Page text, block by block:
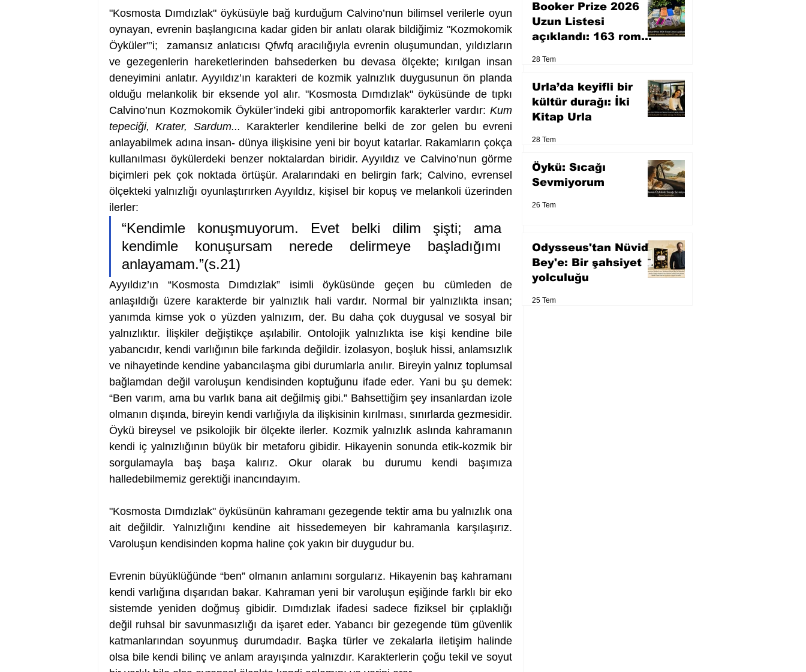
"Kosmosta Dımdızlak" öyküsüyle bağ kurduğum Calvino’nun bilimsel verilerle oyun
oynayan, evrenin başlangıcına kadar giden bir anlatı olarak bildiğimiz "Kozmokomik
Öyküler"’i;  zamansız anlatıcısı Qfwfq aracılığıyla evrenin oluşumundan, yıldızların
ve gezegenlerin hareketlerinden bahsederken bu devasa ölçekte; kırılgan insan
deneyimini anlatır. Ayyıldız’ın karakteri de kozmik yalnızlık duygusunun ön planda
olduğu melankolik bir eksende yol alır. "Kosmosta Dımdızlak" öyküsünde de tıpkı
Calvino’nun Kozmokomik Öyküler’indeki gibi antropomorfik karakterler vardır: Kum
tepeciği, Krater, Sardum... Karakterler kendilerine belki de zor gelen bu evreni
anlayabilmek adına insan- dünya ilişkisine yeni bir boyut katarlar. Rakamların çokça
kullanılması öykülerdeki benzer noktalardan biridir. Ayyıldız ve Calvino’nun görme
biçimleri pek çok noktada örtüşür. Aralarındaki en belirgin fark; Calvino, evrensel
ölçekteki yalnızlığı oyunlaştırırken Ayyıldız, kişisel bir kopuş ve melankoli üzerinden
ilerler:
“Kendimle konuşmuyorum. Evet belki dilim şişti; ama
kendimle konuşursam nerede delirmeye başladığımı
anlayamam.”(s.21)
Ayyıldız’ın “Kosmosta Dımdızlak” isimli öyküsünde geçen bu cümleden de
anlaşıldığı üzere karakterde bir yalnızlık hali vardır. Normal bir yalnızlıkta insan;
yanımda kimse yok o yüzden yalnızım, der. Bu daha çok duygusal ve sosyal bir
yalnızlıktır. İlişkiler değiştikçe aşılabilir. Ontolojik yalnızlıkta ise kişi kendine bile
yabancıdır, kendi varlığının bile farkında değildir. İzolasyon, boşluk hissi, anlamsızlık
ve nihayetinde kendine yabancılaşma gibi durumlarla anılır. Bireyin yalnız toplumsal
bağlamdan değil varoluşun kendisinden koptuğunu ifade eder. Yani bu şu demek:
“Ben varım, ama bu varlık bana ait değilmiş gibi.” Bahsettiğim şey insanlardan izole
olmanın dışında, bireyin kendi varlığıyla da ilişkisinin kırılması, sınırlarda gezmesidir.
Öykü bireysel ve psikolojik bir ölçekte ilerler. Kozmik yalnızlık aslında kahramanın
kendi iç yalnızlığının büyük bir metaforu gibidir. Hikayenin sonunda etik-kozmik bir
sorgulamayla baş başa kalırız. Okur olarak bu durumu kendi başımıza
halledebilmemiz gerektiği inancındayım.
"Kosmosta Dımdızlak" öyküsünün kahramanı gezegende tektir ama bu yalnızlık ona
ait değildir. Yalnızlığını kendine ait hissedemeyen bir kahramanla karşılaşırız.
Varoluşun kendisinden kopma haline çok yakın bir duygudur bu.
Evrenin büyüklüğünde “ben” olmanın anlamını sorgularız. Hikayenin baş kahramanı
kendi varlığına dışarıdan bakar. Kahraman yeni bir varoluşun eşiğinde farklı bir eko
sistemde yeniden doğmuş gibidir. Dımdızlak ifadesi sadece fiziksel bir çıplaklığı
değil ruhsal bir savunmasızlığı da işaret eder. Yabancı bir gezegende tüm güvenlik
katmanlarından soyunmuş durumdadır. Başka türler ve zekalarla iletişim halinde
olsa bile kendi bilinç ve anlam arayışında yalnızdır. Karakterlerin çoğu tekil ve soyut
Booker Prize 2026
Uzun Listesi
açıklandı: 163 roman
28 Tem
Urla’da keyifli bir
kültür durağı: İki
Kitap Urla
28 Tem
Öykü: Sıcağı
Sevmiyorum
26 Tem
Odysseus'tan Nüvid
Bey'e: Bir şahsiyet
yolculuğu
25 Tem